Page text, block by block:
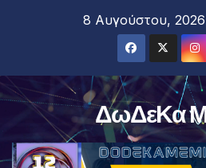
8 Αυγούστου, 2026
ΔωΔεΚα